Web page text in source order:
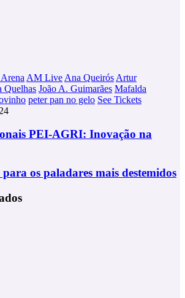
AM Live Ana Queirós Artur
Quelhas João A. Guimarães Mafalda
peter pan no gelo See Tickets
PEI-AGRI: Inovação na
os paladares mais destemidos